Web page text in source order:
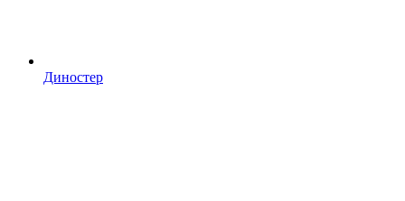
Диностер